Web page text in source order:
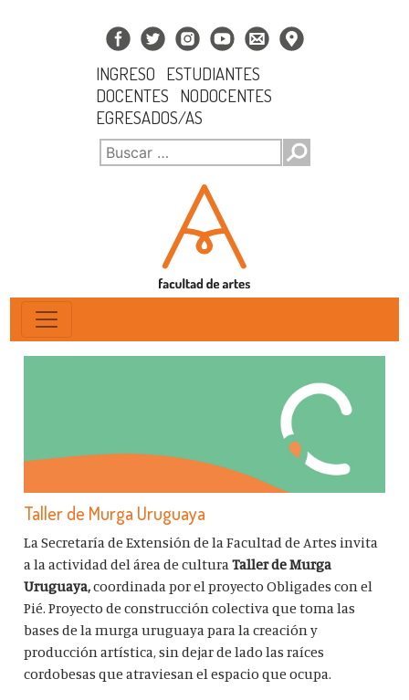
INGRESO
ESTUDIANTES
DOCENTES
NODOCENTES
EGRESADOS/AS
Taller de Murga Uruguaya
La Secretaría de Extensión de la Facultad de Artes invita
a la actividad del área de culturaTaller de Murga
Uruguaya,coordinada por el proyecto Obligades con el
Pié. Proyecto de construcción colectiva que toma las
bases de la murga uruguaya para la creación y
producción artística, sin dejar de lado las raíces
cordobesas que atraviesan el espacio que ocupa.